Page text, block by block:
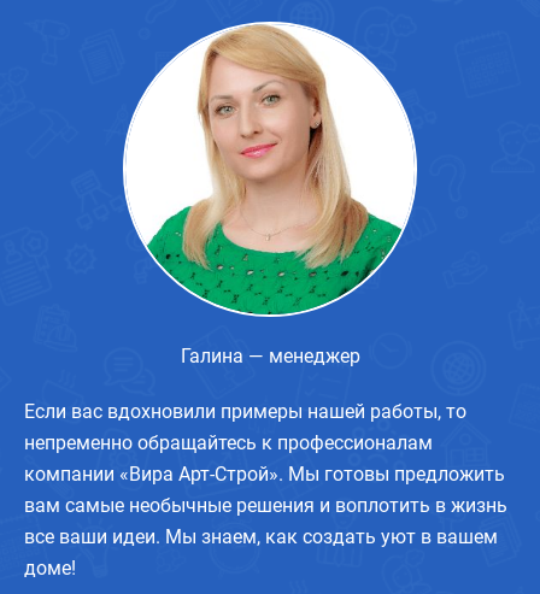
Если вас вдохновили примеры нашей работы, то
непременно обращайтесь к профессионалам
компании «Вира Арт-Строй». Мы готовы предложить
вам самые необычные решения и воплотить в жизнь
все ваши идеи. Мы знаем, как создать уют в вашем
доме!
Галина — менеджер